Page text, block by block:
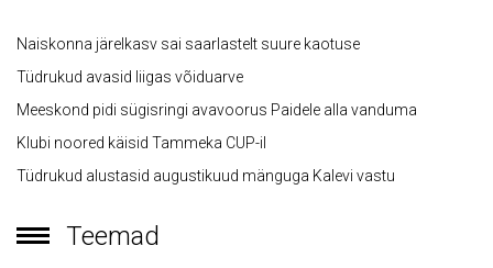
Naiskonna järelkasv sai saarlastelt suure kaotuse
Tüdrukud avasid liigas võiduarve
Meeskond pidi sügisringi avavoorus Paidele alla vanduma
Klubi noored käisid Tammeka CUP-il
Tüdrukud alustasid augustikuud mänguga Kalevi vastu
Teemad